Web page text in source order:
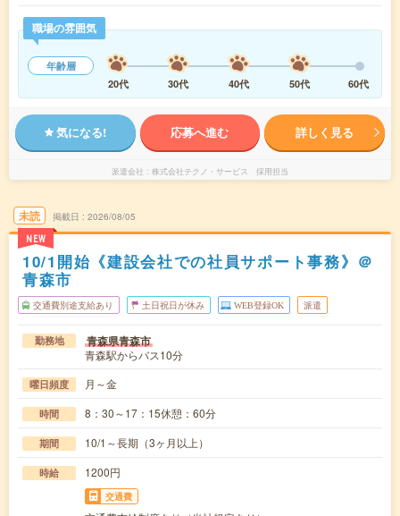
職場の雰囲気
年齢層
20代
30代 40代 50代 60代
気になる! 応募へ進む 詳しく見る
派遣会社 株式会社テクノ・サービス 採用担当
未読
NEW
掲載日 2026/08/05
10/1開始《建設会社での社員サポート事務》＠
青森市
交通費別途支給あり 土日祝日が休み WEB登録OK 派遣
勤務地 青森県青森市
青森駅からバス10分
曜日頻度 月～金
時間 8：30～17：15休憩：60分
期間 10/1～長期（3ヶ月以上）
時給 1200円
交通費